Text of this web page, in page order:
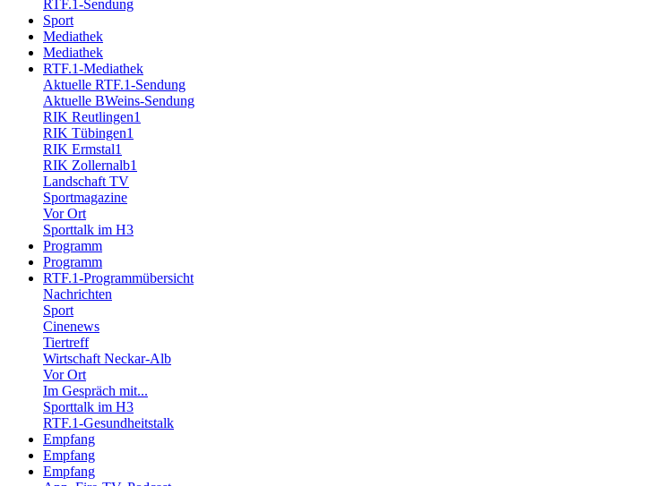
RTF.1-Sendung
Sport
Mediathek
Mediathek
RTF.1-Mediathek
Aktuelle RTF.1-Sendung
Aktuelle BWeins-Sendung
RIK Reutlingen1
RIK Tübingen1
RIK Ermstal1
RIK Zollernalb1
Landschaft TV
Sportmagazine
Vor Ort
Sporttalk im H3
Programm
Programm
RTF.1-Programmübersicht
Nachrichten
Sport
Cinenews
Tiertreff
Wirtschaft Neckar-Alb
Vor Ort
Im Gespräch mit...
Sporttalk im H3
RTF.1-Gesundheitstalk
Empfang
Empfang
Empfang